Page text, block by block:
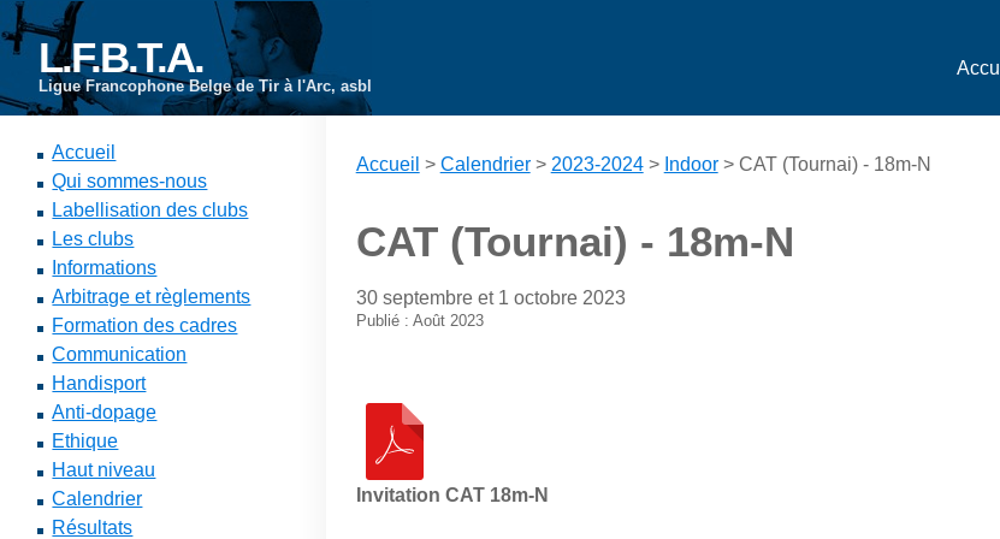
L.F.B.T.A.
Ligue Francophone Belge de Tir à l'Arc, asbl
Accueil
Qui sommes-nous
Labellisation des clubs
Les clubs
Informations
Arbitrage et règlements
Formation des cadres
Communication
Handisport
Anti-dopage
Ethique
Haut niveau
Calendrier
Résultats
Accueil > Calendrier> 2023-2024> Indoor> CAT (Tournai) - 18m-N
CAT (Tournai) - 18m-N
30 septembre et 1 octobre 2023
Publié : Août 2023
Invitation CAT 18m-N